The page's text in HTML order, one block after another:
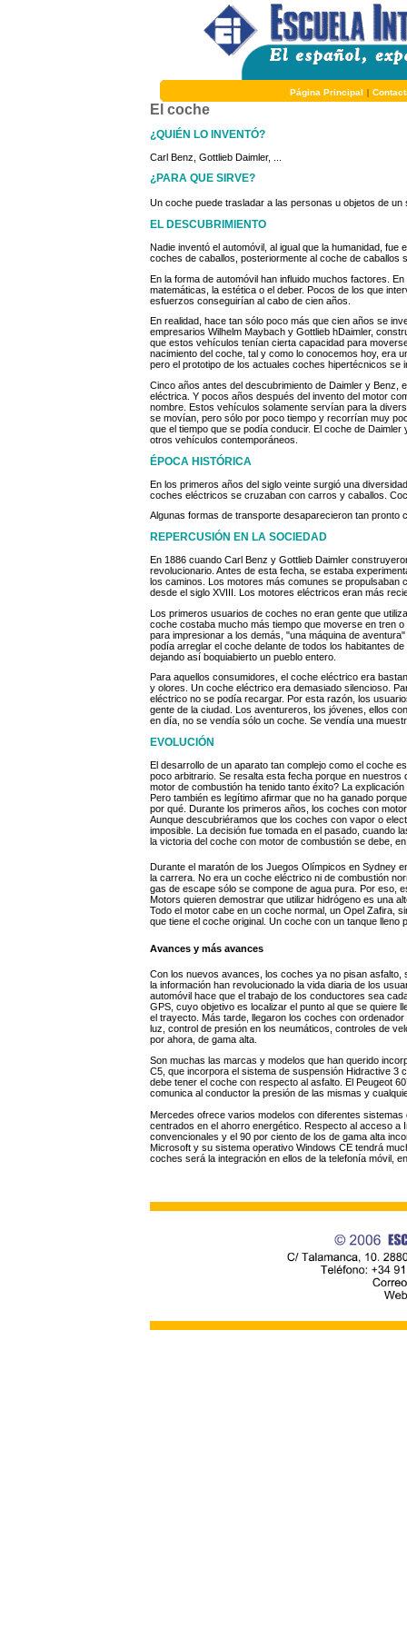
Página Principal |
El coche
¿QUIÉN LO INVENTÓ?
Carl Benz, Gottlieb Daimler, ...
¿PARA QUE SIRVE?
Un coche puede trasladar a las personas u objetos de un
EL DESCUBRIMIENTO
Nadie inventó el automóvil, al igual que la humanidad,
coches de caballos, posteriormente al coche de caballos
En la forma de automóvil han influido muchos factores.
matemáticas, la estética o el deber. Pocos de los que
esfuerzos conseguirían al cabo de cien años.
En realidad, hace tan sólo poco más que cien años se
empresarios Wilhelm Maybach y Gottlieb hDaimler,
que estos vehículos tenían cierta capacidad para
nacimiento del coche, tal y como lo conocemos hoy, era
pero el prototipo de los actuales coches hipertécnicos se
Cinco años antes del descubrimiento de Daimler y
eléctrica. Y pocos años después del invento del motor
nombre. Estos vehículos solamente servían para la
se movían, pero sólo por poco tiempo y recorrían muy
que el tiempo que se podía conducir. El coche de
otros vehículos contemporáneos.
ÉPOCA HISTÓRICA
En los primeros años del siglo veinte surgió una
coches eléctricos se cruzaban con carros y caballos.
Algunas formas de transporte desaparecieron tan pronto
REPERCUSIÓN EN LA SOCIEDAD
En 1886 cuando Carl Benz y Gottlieb Daimler
revolucionario. Antes de esta fecha, se estaba
los caminos. Los motores más comunes se propulsaban
desde el siglo XVIII. Los motores eléctricos eran más
Los primeros usuarios de coches no eran gente que
coche costaba mucho más tiempo que moverse en tren
para impresionar a los demás, "una máquina de
podía arreglar el coche delante de todos los habitantes
dejando así boquiabierto un pueblo entero.
Para aquellos consumidores, el coche eléctrico era
y olores. Un coche eléctrico era demasiado silencioso.
eléctrico no se podía recargar. Por esta razón, los
gente de la ciudad. Los aventureros, los jóvenes, ellos
en día, no se vendía sólo un coche. Se vendía una
EVOLUCIÓN
El desarrollo de un aparato tan complejo como el coche
poco arbitrario. Se resalta esta fecha porque en
motor de combustión ha tenido tanto éxito? La
Pero también es legítimo afirmar que no ha ganado
por qué. Durante los primeros años, los coches con
Aunque descubriéramos que los coches con vapor o
imposible. La decisión fue tomada en el pasado, cuando
la victoria del coche con motor de combustión se debe,
Durante el maratón de los Juegos Olímpicos en Sydney
la carrera. No era un coche eléctrico ni de combustión
gas de escape sólo se compone de agua pura. Por eso,
Motors quieren demostrar que utilizar hidrógeno es una
Todo el motor cabe en un coche normal, un Opel Zafira,
que tiene el coche original. Un coche con un tanque lleno
Avances y más avances
Con los nuevos avances, los coches ya no pisan
la información han revolucionado la vida diaria de los
automóvil hace que el trabajo de los conductores sea
GPS, cuyo objetivo es localizar el punto al que se quiere
el trayecto. Más tarde, llegaron los coches con
luz, control de presión en los neumáticos, controles de
por ahora, de gama alta.
Son muchas las marcas y modelos que han querido
C5, que incorpora el sistema de suspensión Hidractive 3
debe tener el coche con respecto al asfalto. El Peugeot
comunica al conductor la presión de las mismas y
Mercedes ofrece varios modelos con diferentes
centrados en el ahorro energético. Respecto al acceso
convencionales y el 90 por ciento de los de gama alta
Microsoft y su sistema operativo Windows CE tendrá
coches será la integración en ellos de la telefonía móvil,